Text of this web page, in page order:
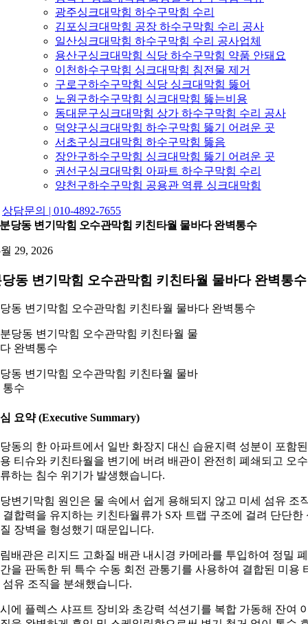
광주싱크대막힘 하수구막힘 수리
김포싱크대막힘 공장 하수구막힘 수리 공사
일산싱크대막힘 하수구막힘 수리 공사업체
용산구싱크대막힘 식당 하수구막힘 약품 안돼요
이천하수구막힘 싱크대막힘 침전물 제거
구로구하수구막힘 식당 싱크대막힘 뚫어
노원구하수구막힘 싱크대막힘 뚫는비용
동대문구싱크대막힘 상가 하수구막힘 수리 공사
덕양구싱크대막힘 하수구막힘 뚫기 어려운 곳
서초구싱크대막힘 하수구막힘 뚫음
장안구하수구막힘 싱크대막힘 뚫기 어려운 곳
권선구싱크대막힘 아파트 하수구막힘 수리
양천구하수구막힘 공용관 역류 싱크대막힘
상담문의 | 010-4892-7655
분당동 변기막힘 오수관막힘 키친타월 물바다 완벽통수
29, 2026
동 변기막힘 오수관막힘 키친타월 물바다 완벽통수
동 변기막힘 오수관막힘 키친타월 물바다 완벽통수
동 변기막힘 오수관막힘 키친타월 물바
통수
요약 (Executive Summary)
동의 한 아파트에서 일반 화장지 대신 습윤지력 성분이 포함된
티슈와 키친타월을 변기에 버려 배관이 완전히 폐쇄되고 오
하는 침수 위기가 발생했습니다.
변기막힘 원인은 물 속에서 쉽게 용해되지 않고 미세 섬유 조
결합력을 유지하는 키친타월류가 S자 트랩 구조에 걸려 단단한
장벽을 형성했기 때문입니다.
배관은 리지드 고화질 배관 내시경 카메라를 투입하여 정밀
을 판독한 뒤 특수 수동 회전 관통기를 사용하여 결합된 미용
섬유 조직을 분쇄했습니다.
에 플렉스 샤프트 장비와 초강력 석션기를 복합 가동해 잔여